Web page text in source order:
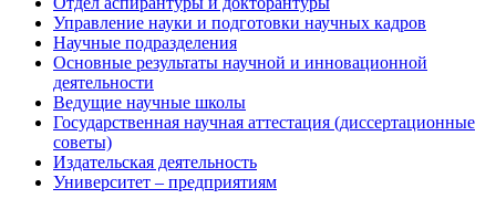
Управление науки и подготовки научных кадров
Научные подразделения
Основные результаты научной и инновационной
деятельности
Ведущие научные школы
Государственная научная аттестация (диссертационные
советы)
Издательская деятельность
Университет – предприятиям